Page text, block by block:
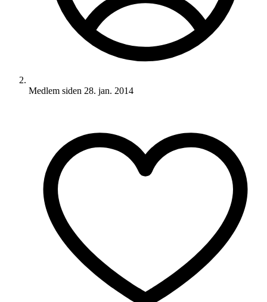
Medlem siden 28. jan. 2014